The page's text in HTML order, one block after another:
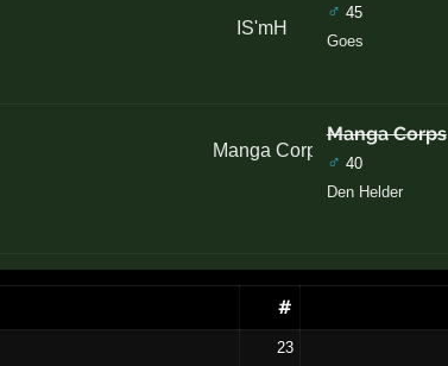
♂ 45
Goes
Manga Corps
♂ 40
Den Helder
#
23